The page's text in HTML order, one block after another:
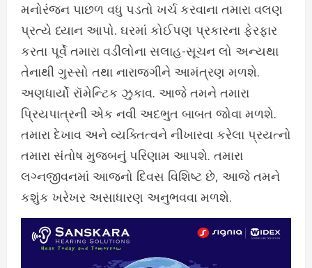
મનોરંજન પાછળ વધુ પડતો ખર્ચ કરવાના તમારા વલણ
પ્રત્યે ધ્યાન આપો. ઘરમાં કોઈપણ પ્રકારના ફેરફાર
કરતા પૂર્વે તમારા વડીલોના સલાહ-સૂચન લો અન્યથા
તેનાથી ગુસ્સો તથા નારાજગીને આમંત્રણ મળશે.
અણધાર્યો રૉમેન્ટિક ઝુકાવ. આજે તમને તમારા
પ્રિયપાત્રની એક નવી અદભુત બાબત જોવા મળશે.
તમારા દેખાવ અને વ્યક્તિત્વને નીખારવા કરેલા પ્રયત્નો
તમારા સંતોષ મુજબનું પરિણામ આપશે. તમારા
લગ્નજીવનમાં આજનો દિવસ વિશિષ્ટ છે, આજે તમને
કશુંક ખરેખર અસાધારણ અનુભવવા મળશે.